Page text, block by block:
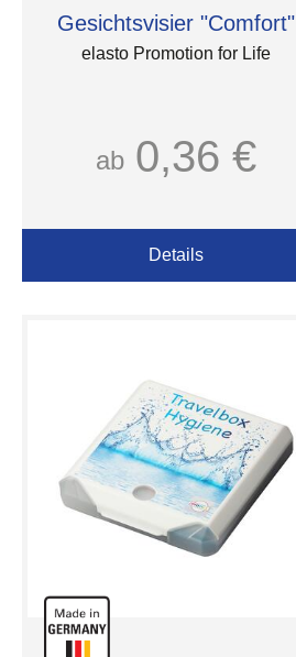
Gesichtsvisier "Comfort"
elasto Promotion for Life
ab 0,36 €
Details